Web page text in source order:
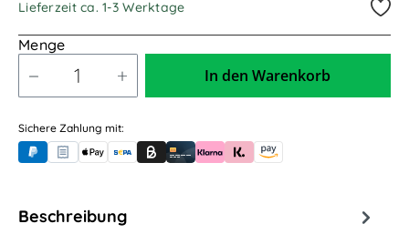
Lieferzeit ca. 1-3 Werktage
Menge
In den Warenkorb
Sichere Zahlung mit:
PayPalRechnungskauf (für Behörden)
Apple PayBanküberweisung (vorab)
Rechnungskauf (Billie)
Kreditkarte
Rechnung oder Ratenkauf (Klarna)
Sofortüberweisung (Klarna)
Amazon Pay
Beschreibung